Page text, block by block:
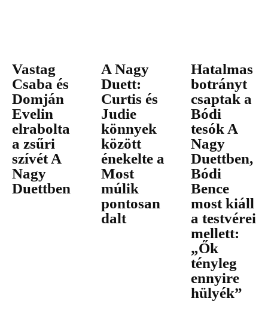
Vastag
Csaba és
Domján
Evelin
elrabolta
a zsűri
szívét A
Nagy
Duettben
A Nagy
Duett:
Curtis és
Judie
könnyek
között
énekelte a
Most
múlik
pontosan
dalt
Hatalmas
botrányt
csaptak a
Bódi
tesók A
Nagy
Duettben,
Bódi
Bence
most kiáll
a testvérei
mellett:
„Ők
tényleg
ennyire
hülyék”